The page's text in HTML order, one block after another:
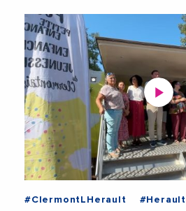
#ClermontLHerault #Herault